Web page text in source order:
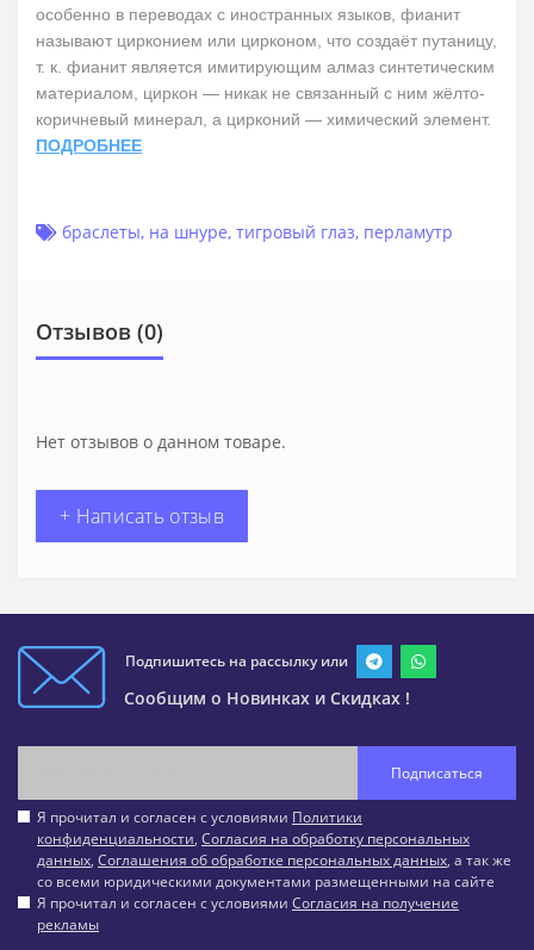
особенно в переводах с иностранных языков, фианит
называют цирконием или цирконом, что создаёт путаницу,
т. к. фианит является имитирующим алмаз синтетическим
материалом, циркон — никак не связанный с ним жёлто-
коричневый минерал, а цирконий — химический элемент.
ПОДРОБНЕЕ
браслеты, на шнуре, тигровый глаз, перламутр
Отзывов (0)
Нет отзывов о данном товаре.
+ Написать отзыв
Подпишитесь на рассылку или
Сообщим о Новинках и Скидках !
Подписаться
Я прочитал и согласен с условиями Политики
конфиденциальности, Согласия на обработку персональных
данных, Соглашения об обработке персональных данных, а так же
со всеми юридическими документами размещенными на сайте
Я прочитал и согласен с условиями Согласия на получение
рекламы